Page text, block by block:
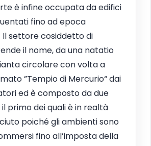
è infine occupata da edifici
fino ad epoca
Il settore cosiddetto di
il nome, da una natatio
circolare con volta a
”Tempio di Mercurio“ dai
ed è composto da due
il primo dei quali è in realtà
poiché gli ambienti sono
fino all’imposta della